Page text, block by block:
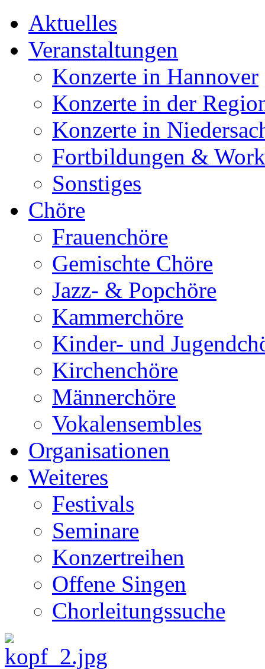
Aktuelles
Veranstaltungen
Konzerte in Hannover
Konzerte in der
Konzerte in
Fortbildungen &
Sonstiges
Chöre
Frauenchöre
Gemischte Chöre
Jazz- & Popchöre
Kammerchöre
Kinder- und
Kirchenchöre
Männerchöre
Vokalensembles
Organisationen
Weiteres
Festivals
Seminare
Konzertreihen
Offene Singen
Chorleitungssuche